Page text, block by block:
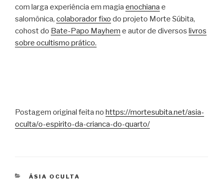
com larga experiência em magia enochiana e
salomônica, colaborador fixo do projeto Morte Súbita,
cohost do Bate-Papo Mayhem e autor de diversos livros
sobre ocultismo prático.
Postagem original feita no https://mortesubita.net/asia-
oculta/o-espirito-da-crianca-do-quarto/
CATEGORIAS
ÁSIA OCULTA